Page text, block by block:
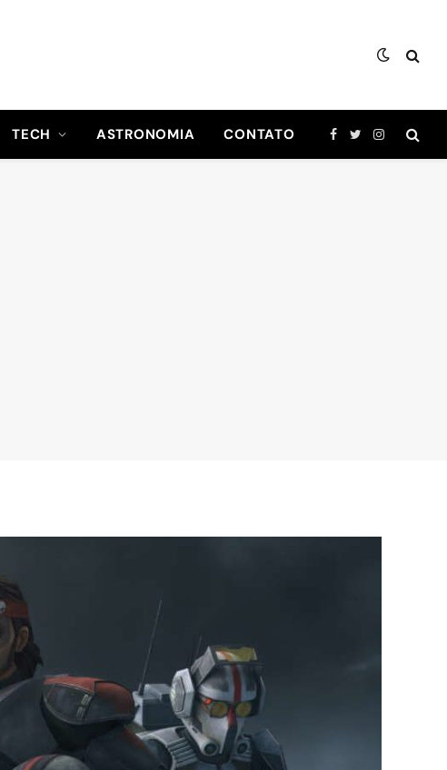
TECH ASTRONOMIA CONTATO Facebook
TwitterInstagram